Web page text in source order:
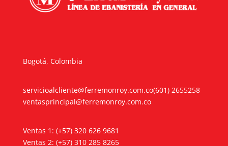
Bogotá, Colombia
servicioalcliente@ferremonroy.com.co
ventasprincipal@ferremonroy.com.co
(601) 2655258
Ventas 1: (+57) 320 626 9681
Ventas 2: (+57) 310 285 8265